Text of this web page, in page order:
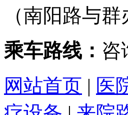
（南阳路与
乘车路线： 咨
网站首页 | 医